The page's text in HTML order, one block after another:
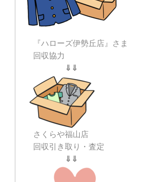
『ハローズ伊勢丘店』さま
回収協力
⇓⇓
さくらや福山店
回収引き取り・査定
⇓⇓